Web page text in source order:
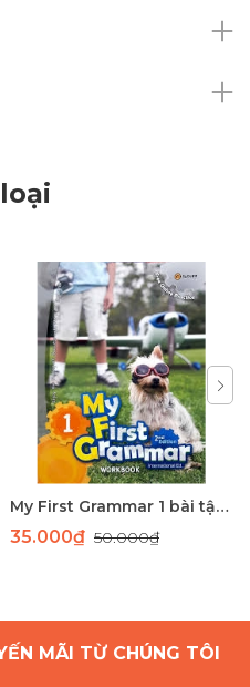
My First Grammar 1 bài tập 2nd Edition
35.000₫ 50.000₫
MÃI TỪ CHÚNG TÔI